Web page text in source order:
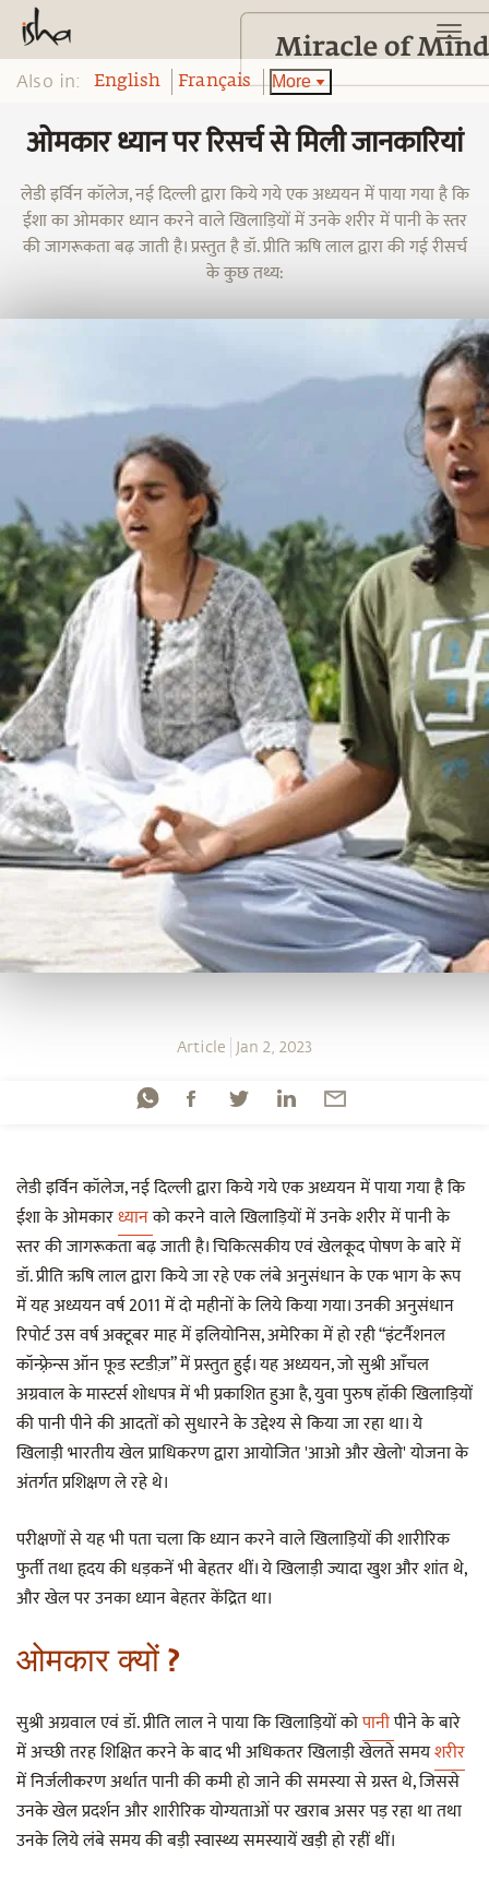
Also in: English Français More
ओमकार ध्यान पर रिसर्च से मिली जानकारियां
लेडी इर्विन कॉलेज, नई दिल्ली द्वारा किये गये एक अध्ययन में पाया गया है कि
ईशा का ओमकार ध्यान करने वाले खिलाड़ियों में उनके शरीर में पानी के स्तर
की जागरूकता बढ़ जाती है। प्रस्तुत है डॉ. प्रीति ऋषि लाल द्वारा की गई रीसर्च
के कुछ तथ्य:
Article Jan 2, 2023
लेडी इर्विन कॉलेज, नई दिल्ली द्वारा किये गये एक अध्ययन में पाया गया है कि
ईशा के ओमकारध्यानको करने वाले खिलाड़ियों में उनके शरीर में पानी के
स्तर की जागरूकता बढ़ जाती है। चिकित्सकीय एवं खेलकूद पोषण के बारे में
डॉ. प्रीति ऋषि लाल द्वारा किये जा रहे एक लंबे अनुसंधान के एक भाग के रूप
में यह अध्ययन वर्ष 2011 में दो महीनों के लिये किया गया। उनकी अनुसंधान
रिपोर्ट उस वर्ष अक्टूबर माह में इलियोनिस, अमेरिका में हो रही “इंटर्नैशनल
कॉन्फ़्रेन्स ऑन फ़ूड स्टडीज़” में प्रस्तुत हुई। यह अध्ययन, जो सुश्री आँचल
अग्रवाल के मास्टर्स शोधपत्र में भी प्रकाशित हुआ है, युवा पुरुष हॉकी खिलाड़ियों
की पानी पीने की आदतों को सुधारने के उद्देश्य से किया जा रहा था। ये
खिलाड़ी भारतीय खेल प्राधिकरण द्वारा आयोजित 'आओ और खेलो' योजना के
अंतर्गत प्रशिक्षण ले रहे थे।
परीक्षणों से यह भी पता चला कि ध्यान करने वाले खिलाड़ियों की शारीरिक
फुर्ती तथा हृदय की धड़कनें भी बेहतर थीं। ये खिलाड़ी ज्यादा खुश और शांत थे,
और खेल पर उनका ध्यान बेहतर केंद्रित था।
ओमकार क्यों ?
सुश्री अग्रवाल एवं डॉ. प्रीति लाल ने पाया कि खिलाड़ियों कोपानीपीने के बारे
में अच्छी तरह शिक्षित करने के बाद भी अधिकतर खिलाड़ी खेलते समयशरीर
में निर्जलीकरण अर्थात पानी की कमी हो जाने की समस्या से ग्रस्त थे, जिससे
उनके खेल प्रदर्शन और शारीरिक योग्यताओं पर खराब असर पड़ रहा था तथा
उनके लिये लंबे समय की बड़ी स्वास्थ्य समस्यायें खड़ी हो रहीं थीं।